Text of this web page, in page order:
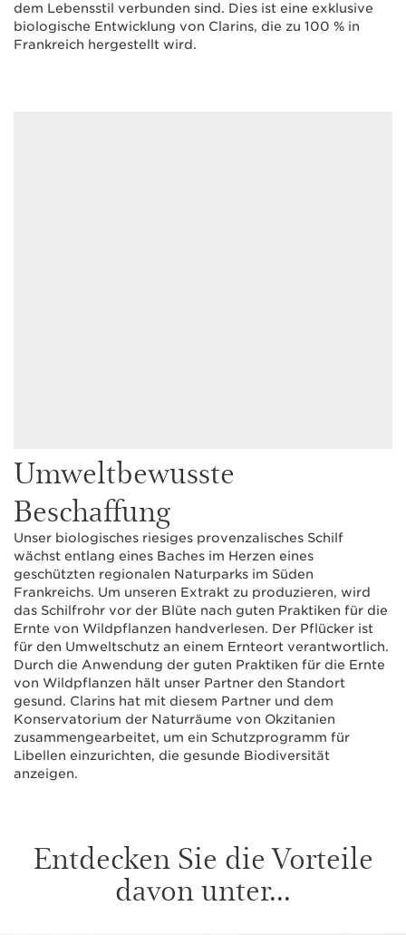
dem Lebensstil verbunden sind. Dies ist eine exklusive
biologische Entwicklung von Clarins, die zu 100 % in
Frankreich hergestellt wird.
Umweltbewusste
Beschaffung
Unser biologisches riesiges provenzalisches Schilf
wächst entlang eines Baches im Herzen eines
geschützten regionalen Naturparks im Süden
Frankreichs. Um unseren Extrakt zu produzieren, wird
das Schilfrohr vor der Blüte nach guten Praktiken für die
Ernte von Wildpflanzen handverlesen. Der Pflücker ist
für den Umweltschutz an einem Ernteort verantwortlich.
Durch die Anwendung der guten Praktiken für die Ernte
von Wildpflanzen hält unser Partner den Standort
gesund. Clarins hat mit diesem Partner und dem
Konservatorium der Naturräume von Okzitanien
zusammengearbeitet, um ein Schutzprogramm für
Libellen einzurichten, die gesunde Biodiversität
anzeigen.
Entdecken Sie die Vorteile
davon unter...